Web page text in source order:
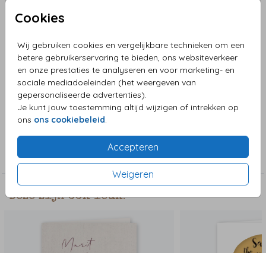
Cookies
Wij gebruiken cookies en vergelijkbare technieken om een
betere gebruikerservaring te bieden, ons websiteverkeer
en onze prestaties te analyseren en voor marketing- en
sociale mediadoeleinden (het weergeven van
gepersonaliseerde advertenties).
Je kunt jouw toestemming altijd wijzigen of intrekken op
ons ons cookiebeleid
Accepteren
Weigeren
Productinformatie
Omschrijving
Geboortekaartje ronde stans, meisje met broertjes in
mooie boomhut met laddertje, vogels, konijn en schildpad.
Wat een prachtig geillustreerd kaartje!
Collectie
Stans in een dubbele kaart
Deze zijn ook leuk!